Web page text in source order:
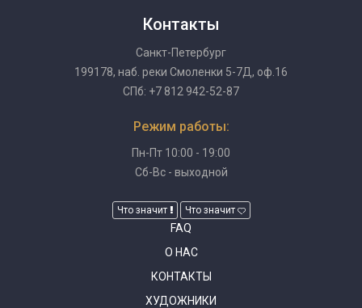
Контакты
Санкт-Петербург
199178, наб. реки Смоленки 5-7Д, оф.16
СПб: +7 812 942-52-87
Режим работы:
Пн-Пт 10:00 - 19:00
Сб-Вс - выходной
Что значит Что значит
FAQ
О НАС
КОНТАКТЫ
ХУДОЖНИКИ